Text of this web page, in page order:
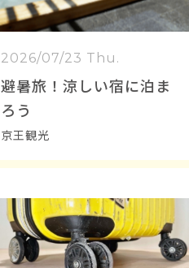
2026/07/23 Thu.
避暑旅！涼しい宿に泊ま
ろう
京王観光